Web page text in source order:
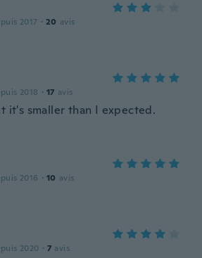
2017 · 20 avis
2018 · 17 avis
it's smaller than I expected.
2016 · 10 avis
2020 · 7 avis